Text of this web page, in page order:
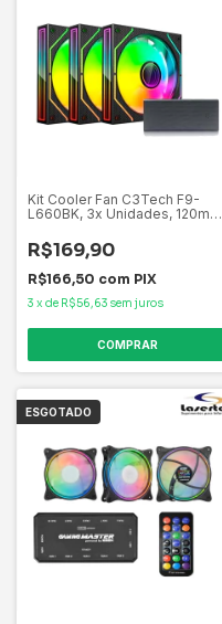
Kit Cooler Fan C3Tech F9-
L660BK, 3x Unidades, 120mm,
Remoto - Preto
R$169,90
R$166,50 com PIX
3 x de R$56,63 sem juros
ESGOTADO